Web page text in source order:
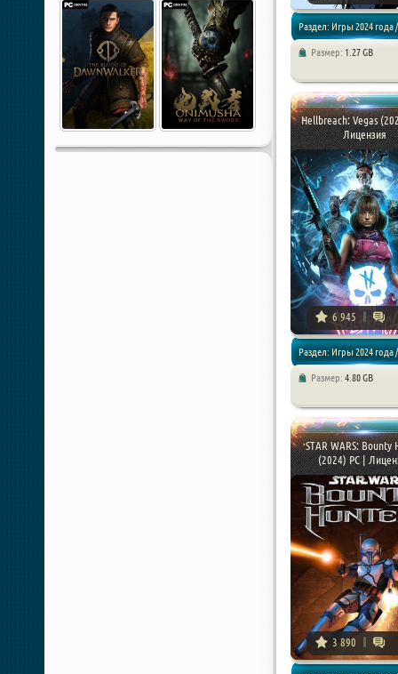
Раздел: Игры 2024 года /
Размер: 1.27 GB
Hellbreach: Vegas
Лицензия
6 945
Раздел: Игры 2024 года /
Размер: 4.80 GB
STAR WARS: Bounty
(2024) PC |
3 890